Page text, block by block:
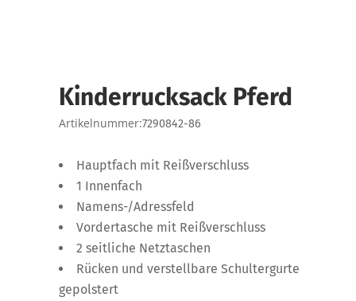
Kinderrucksack Pferd
Artikelnummer:7290842-86
Hauptfach mit Reißverschluss
1 Innenfach
Namens-/Adressfeld
Vordertasche mit Reißverschluss
2 seitliche Netztaschen
Rücken und verstellbare Schultergurte
gepolstert